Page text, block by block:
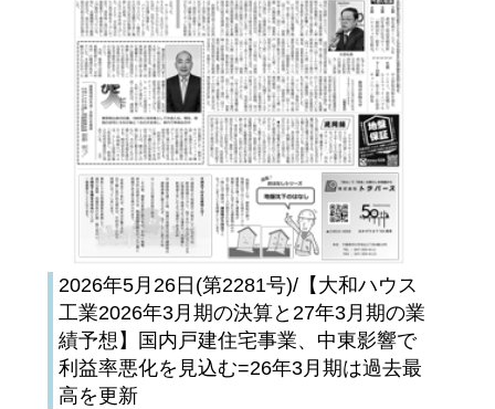
2026年5月26日(第2281号)/【大和ハウス
工業2026年3月期の決算と27年3月期の業
績予想】国内戸建住宅事業、中東影響で
利益率悪化を見込む=26年3月期は過去最
高を更新